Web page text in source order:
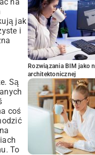
jak
i
Są
coś
To
Rozwiązania BIM jako
architektonicznej